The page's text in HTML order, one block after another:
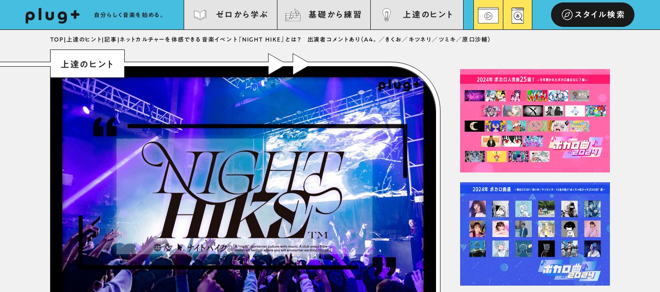
自分らしく音楽を始める。 ゼロから学ぶ 基礎から練習 上達のヒント スタイル検索
TOP | 上達のヒント |記事 |ネットカルチャーを体感できる音楽イベント『NIGHT HIKE』とは？ 出演者コメントあり（A4。／きくお／キツネリ／ツミキ／原口沙輔）
上達のヒント